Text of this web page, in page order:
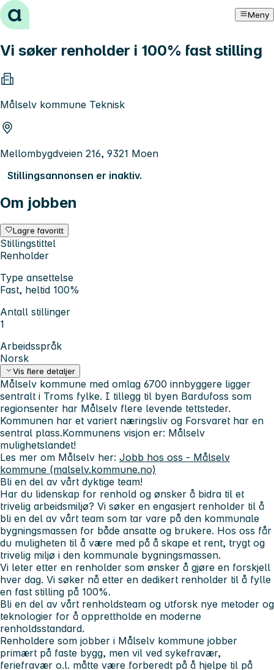
Hopp til innhold Meny
Vi søker renholder i 100% fast stilling
Målselv kommune Teknisk
Mellombygdveien 216, 9321 Moen
Stillingsannonsen er inaktiv.
Om jobben
Lagre favoritt
Stillingstittel
Renholder
Type ansettelse
Fast, heltid 100%
Antall stillinger
1
Arbeidsspråk
Norsk
Vis flere detaljer
Målselv kommune med omlag 6700 innbyggere ligger
sentralt i Troms fylke. I tillegg til byen Bardufoss som
regionsenter har Målselv flere levende tettsteder.
Kommunen har et variert næringsliv og Forsvaret har en
sentral plass.Kommunens visjon er: Målselv
mulighetslandet!
Les mer om Målselv her: Jobb hos oss - Målselv
kommune (malselv.kommune.no)
Bli en del av vårt dyktige team!
Har du lidenskap for renhold og ønsker å bidra til et
trivelig arbeidsmiljø? Vi søker en engasjert renholder til å
bli en del av vårt team som tar vare på den kommunale
bygningsmassen for både ansatte og brukere. Hos oss får
du muligheten til å være med på å skape et rent, trygt og
trivelig miljø i den kommunale bygningsmassen.
Vi leter etter en renholder som ønsker å gjøre en forskjell
hver dag. Vi søker nå etter en dedikert renholder til å fylle
en fast stilling på 100%.
Bli en del av vårt renholdsteam og utforsk nye metoder og
teknologier for å opprettholde en moderne
renholdsstandard.
Renholdere som jobber i Målselv kommune jobber
primært på faste bygg, men vil ved sykefravær,
feriefravær o.l. måtte være forberedt på å hjelpe til på